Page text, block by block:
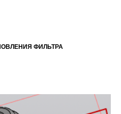
ФИЛЬТРА